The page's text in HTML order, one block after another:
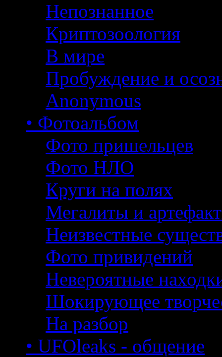
Непознанное
Криптозоология
В мире
Пробуждение и
Anonymous
• Фотоальбом
Фото пришельцев
Фото НЛО
Круги на полях
Мегалиты и
Неизвестные
Фото привидений
Невероятные
Шокирующее
На разбор
• UFOleaks - общение